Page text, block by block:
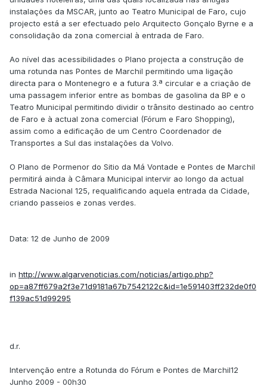
instalações da MSCAR, junto ao Teatro Municipal de Faro, cujo
projecto está a ser efectuado pelo Arquitecto Gonçalo Byrne e a
consolidação da zona comercial à entrada de Faro.
Ao nível das acessibilidades o Plano projecta a construção de
uma rotunda nas Pontes de Marchil permitindo uma ligação
directa para o Montenegro e a futura 3.ª circular e a criação de
uma passagem inferior entre as bombas de gasolina da BP e o
Teatro Municipal permitindo dividir o trânsito destinado ao centro
de Faro e à actual zona comercial (Fórum e Faro Shopping),
assim como a edificação de um Centro Coordenador de
Transportes a Sul das instalações da Volvo.
O Plano de Pormenor do Sitio da Má Vontade e Pontes de Marchil
permitirá ainda à Câmara Municipal intervir ao longo da actual
Estrada Nacional 125, requalificando aquela entrada da Cidade,
criando passeios e zonas verdes.
Data: 12 de Junho de 2009
in http://www.algarvenoticias.com/noticias/artigo.php?
op=a87ff679a2f3e71d9181a67b7542122c&id=1e591403ff232de0f0
f139ac51d99295
d.r.
Intervenção entre a Rotunda do Fórum e Pontes de Marchil12
Junho 2009 - 00h30